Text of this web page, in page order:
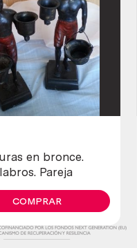
en bronce.
Pareja
COMPRAR